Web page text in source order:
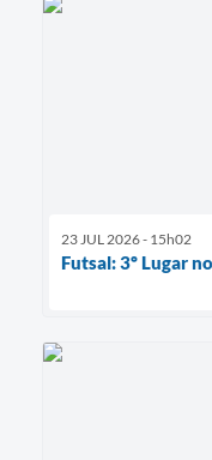
23 JUL 2026 - 15h02
Futsal: 3º Lugar